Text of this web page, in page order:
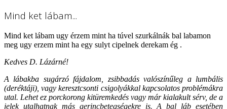
Mind ket lábam...
Mind ket lábam ugy érzem mint ha túvel szurkálnák bal labamon
meg ugy erzem mint ha egy sulyt cipelnek derekam ég .
Kedves D. Lázárné!
A lábakba sugárzó fájdalom, zsibbadás valószínűleg a lumbális
(deréktáji), vagy keresztcsonti csigolyákkal kapcsolatos problémákra
utal. Lehet ez porckorong kitüremkedés vagy már kialakult sérv, de a
jelek utalhatnak más gerincbetegségekre is. A bal láb esetében